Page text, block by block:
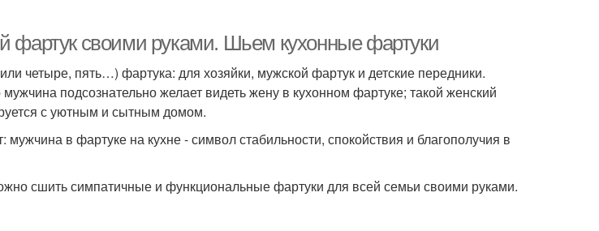
фартук своими руками. Шьем кухонные фартуки
четыре, пять…) фартука: для хозяйки, мужской фартук и детские передники.
подсознательно желает видеть жену в кухонном фартуке; такой женский
с уютным и сытным домом.
мужчина в фартуке на кухне - символ стабильности, спокойствия и благополучия в
сшить симпатичные и функциональные фартуки для всей семьи своими руками.